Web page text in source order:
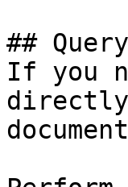
##
If you